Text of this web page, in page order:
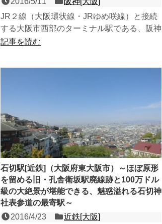
JR２線（大阪環状線・JRゆめ咲線）と接続
する大阪市西部のターミナル駅である、阪神
なんば線の相対式２面２線の高架駅。旧・伝
記事を読む
石切駅[近鉄]（大阪府東大阪市）～ほぼ原形
を留める旧・孔舎衛坂駅廃線跡と100万ドル
級の大絶景が堪能できる、魅惑溢れる石切神
社表参道の最寄駅～
2016/4/23
近鉄[大阪]